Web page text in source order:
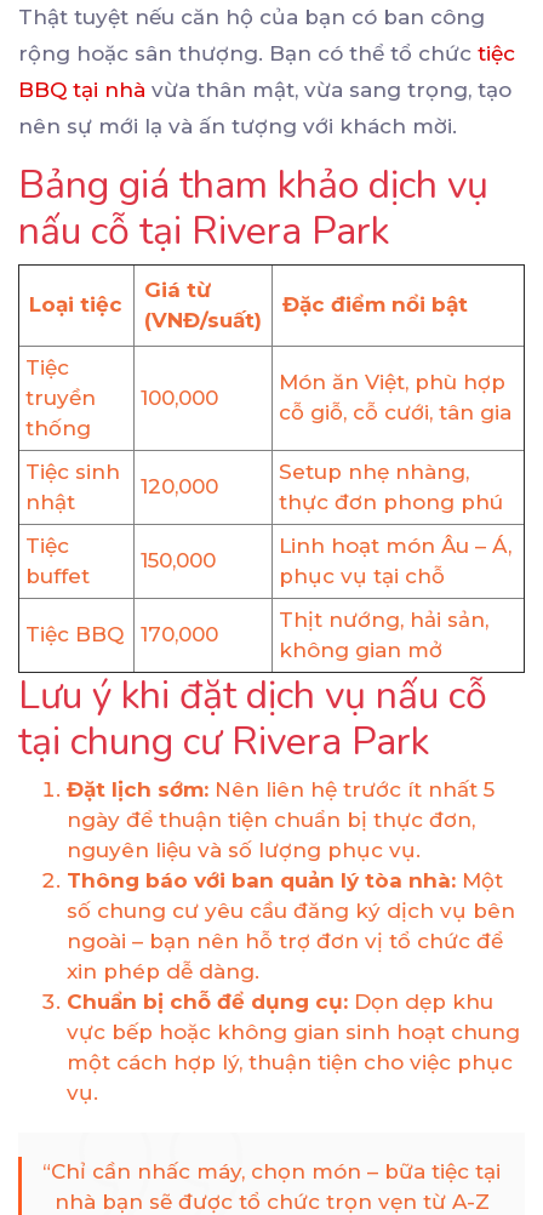
Thật tuyệt nếu căn hộ của bạn có ban công
rộng hoặc sân thượng. Bạn có thể tổ chức tiệc
BBQ tại nhà vừa thân mật, vừa sang trọng, tạo
nên sự mới lạ và ấn tượng với khách mời.
Bảng giá tham khảo dịch vụ
nấu cỗ tại Rivera Park
Loại tiệc
Giá từ
(VNĐ/suất)
Đặc điểm nổi bật
Tiệc
truyền
thống
100,000
Món ăn Việt, phù hợp
cỗ giỗ, cỗ cưới, tân gia
Tiệc sinh
nhật
120,000
Setup nhẹ nhàng,
thực đơn phong phú
Tiệc
buffet
150,000
Linh hoạt món Âu – Á,
phục vụ tại chỗ
Tiệc BBQ 170,000
Thịt nướng, hải sản,
không gian mở
Lưu ý khi đặt dịch vụ nấu cỗ
tại chung cư Rivera Park
Đặt lịch sớm: Nên liên hệ trước ít nhất 5
ngày để thuận tiện chuẩn bị thực đơn,
nguyên liệu và số lượng phục vụ.
Thông báo với ban quản lý tòa nhà: Một
số chung cư yêu cầu đăng ký dịch vụ bên
ngoài – bạn nên hỗ trợ đơn vị tổ chức để
xin phép dễ dàng.
Chuẩn bị chỗ để dụng cụ: Dọn dẹp khu
vực bếp hoặc không gian sinh hoạt chung
một cách hợp lý, thuận tiện cho việc phục
vụ.
“Chỉ cần nhấc máy, chọn món – bữa tiệc tại
nhà bạn sẽ được tổ chức trọn vẹn từ A-Z